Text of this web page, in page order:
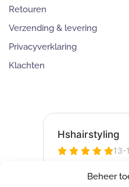
Beheer
Retouren
Verzending & levering
Privacyverklaring
Klachten